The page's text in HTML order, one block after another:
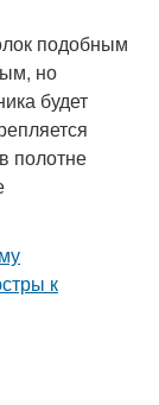
подобным
но
будет
полотне